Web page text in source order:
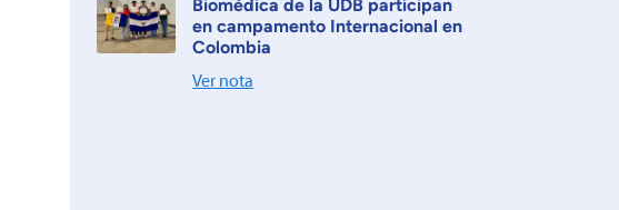
Biomédica de la UDB participan
en campamento Internacional en
Colombia
Ver nota